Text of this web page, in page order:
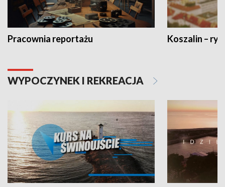
Pracownia reportażu Koszalin –
WYPOCZYNEK I REKREACJA